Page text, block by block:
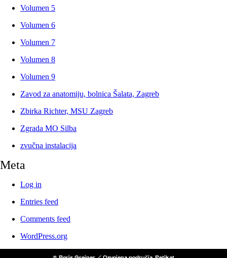
Volumen 5
Volumen 6
Volumen 7
Volumen 8
Volumen 9
Zavod za anatomiju, bolnica Šalata, Zagreb
Zbirka Richter, MSU Zagreb
Zgrada MO Silba
zvučna instalacija
Meta
Log in
Entries feed
Comments feed
WordPress.org